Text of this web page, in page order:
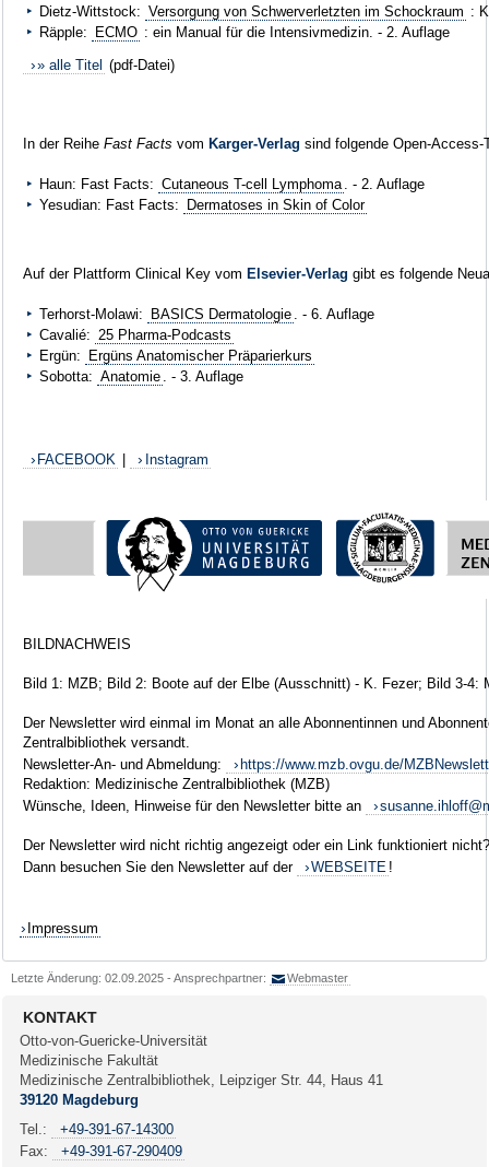
Dietz-Wittstock: Versorgung von Schwerverletzten im Schockraum :
Räpple:
ECMO : ein Manual für die Intensivmedizin. - 2. Auflage
» alle Titel (pdf-Datei)
In der Reihe Fast Facts vom Karger-Verlag sind folgende Open-
Haun: Fast Facts: Cutaneous T-cell Lymphoma
. - 2. Auflage
Yesudian: Fast Facts: Dermatoses in Skin of Color
Auf der Plattform Clinical Key vom Elsevier-Verlag gibt es folgende
Terhorst-Molawi: BASICS Dermatologie . - 6. Auflage
Cavalié: 25 Pharma-Podcasts
Ergün:
Ergüns Anatomischer Präparierkurs
Sobotta: Anatomie . - 3. Auflage
FACEBOOK Instagram
BILDNACHWEIS
Bild 1: MZB; Bild 2: Boote auf der Elbe (Ausschnitt) - K. Fezer; Bild 3-4:
Der Newsletter wird einmal im Monat an alle Abonnentinnen und
Zentralbibliothek versandt.
Newsletter-An- und Abmeldung:
https://www.mzb.ovgu.de/
Redaktion: Medizinische Zentralbibliothek (MZB)
Wünsche, Ideen, Hinweise für den Newsletter bitte an
Der Newsletter wird nicht richtig angezeigt oder ein Link funktioniert nicht?
Dann besuchen Sie den Newsletter auf der
WEBSEITE !
Impressum
Letzte Änderung: 02.09.2025 - Ansprechpartner: Webmaster
KONTAKT
Otto-von-Guericke-Universität
Medizinische Fakultät
Medizinische Zentralbibliothek, Leipziger Str. 44, Haus 41
39120 Magdeburg
Tel.:
+49-391-67-14300
Fax:
+49-391-67-290409